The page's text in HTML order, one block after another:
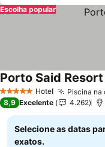
Escolha popular
5 Estrelas Hotel Piscina na
Porto Said Resort
8,9 Excelente 4.262
Selecione as datas
exatos.